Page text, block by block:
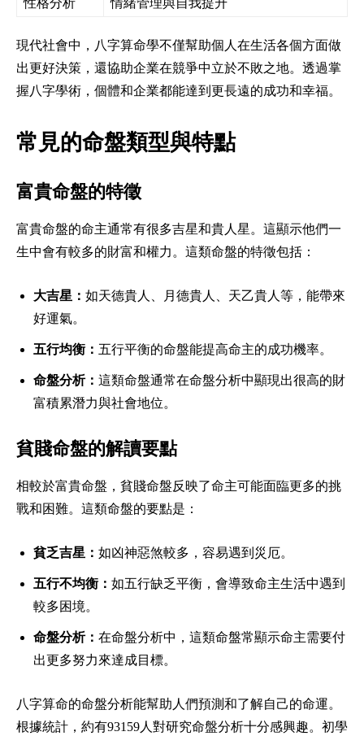
性格分析 情緒管理與自我提升
現代社會中，八字算命學不僅幫助個人在生活各個方面做
出更好決策，還協助企業在競爭中立於不敗之地。透過掌
握八字學術，個體和企業都能達到更長遠的成功和幸福。
常見的命盤類型與特點
富貴命盤的特徵
富貴命盤的命主通常有很多吉星和貴人星。這顯示他們一
生中會有較多的財富和權力。這類命盤的特徵包括：
大吉星： 如天德貴人、月德貴人、天乙貴人等，能帶來
好運氣。
五行均衡： 五行平衡的命盤能提高命主的成功機率。
命盤分析： 這類命盤通常在命盤分析中顯現出很高的財
富積累潛力與社會地位。
貧賤命盤的解讀要點
相較於富貴命盤，貧賤命盤反映了命主可能面臨更多的挑
戰和困難。這類命盤的要點是：
貧乏吉星： 如凶神惡煞較多，容易遇到災厄。
五行不均衡： 如五行缺乏平衡，會導致命主生活中遇到
較多困境。
命盤分析： 在命盤分析中，這類命盤常顯示命主需要付
出更多努力來達成目標。
八字算命的命盤分析能幫助人們預測和了解自己的命運。
根據統計，約有93159人對研究命盤分析十分感興趣。初學